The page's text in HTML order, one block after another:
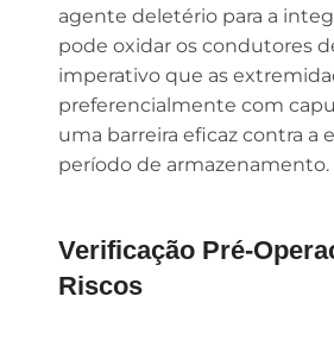
agente deletério para a
pode oxidar os condutores
imperativo que as
preferencialmente com
uma barreira eficaz contra
período de armazenamento.
Verificação Pré-
Riscos